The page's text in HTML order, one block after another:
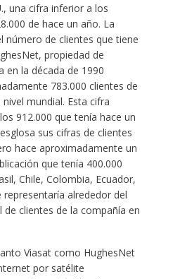
una cifra inferior a los
de hace un año. La
número de clientes que tiene
propiedad de
en la década de 1990
783.000 clientes de
mundial. Esta cifra
912.000 que tenía hace un
sus cifras de clientes
hace aproximadamente un
que tenía 400.000
Chile, Colombia, Ecuador,
representaría alrededor del
de clientes de la compañía en
Viasat como HughesNet
por satélite